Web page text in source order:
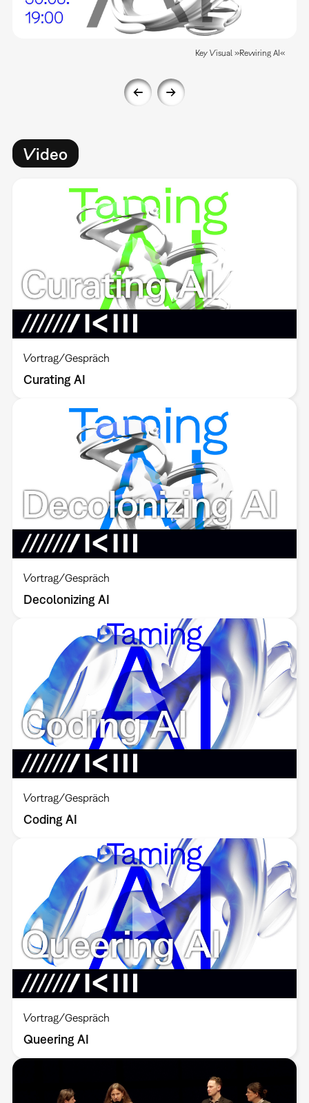
Key Visual »Rewiring AI«
Video
Vortrag/Gespräch
Curating AI
Vortrag/Gespräch
Decolonizing AI
Vortrag/Gespräch
Coding AI
Vortrag/Gespräch
Queering AI